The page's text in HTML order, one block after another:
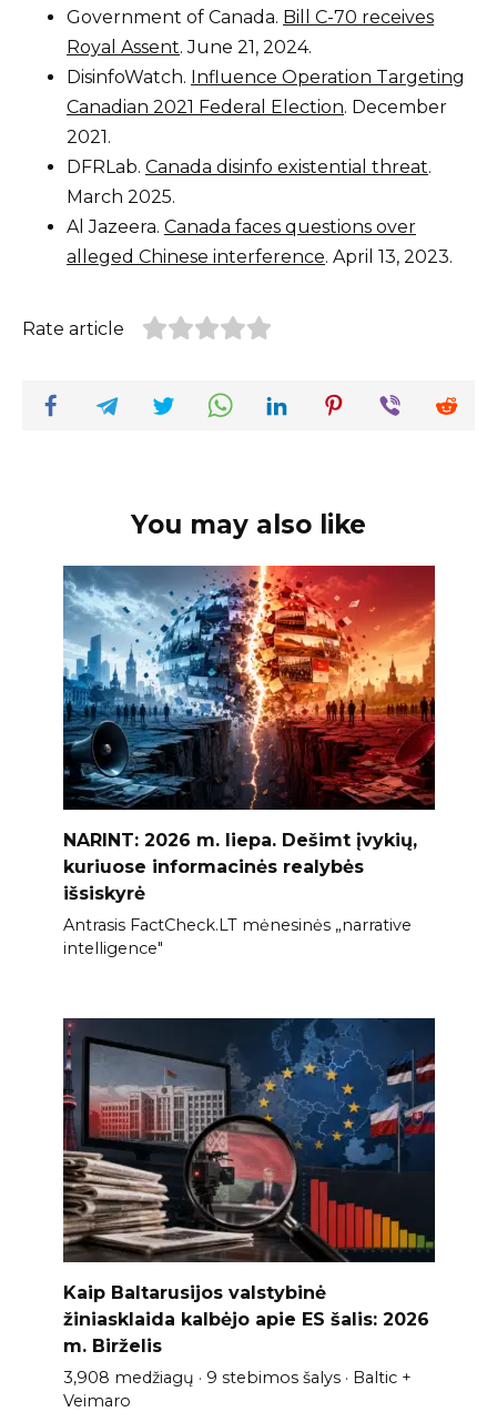
Government of Canada. Bill C-70 receives
Royal Assent. June 21, 2024.
DisinfoWatch. Influence Operation Targeting
Canadian 2021 Federal Election. December
2021.
DFRLab. Canada disinfo existential threat.
March 2025.
Al Jazeera. Canada faces questions over
alleged Chinese interference. April 13, 2023.
Rate article
You may also like
NARINT: 2026 m. liepa. Dešimt įvykių,
kuriuose informacinės realybės
išsiskyrė
Antrasis FactCheck.LT mėnesinės „narrative
intelligence"
Kaip Baltarusijos valstybinė
žiniasklaida kalbėjo apie ES šalis: 2026
m. Birželis
3,908 medžiagų · 9 stebimos šalys · Baltic +
Veimaro